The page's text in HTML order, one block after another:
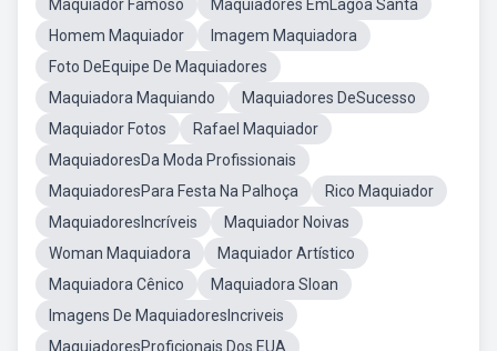
Maquiador Famoso
Maquiadores EmLagoa Santa
Homem Maquiador
Imagem Maquiadora
Foto DeEquipe De Maquiadores
Maquiadora Maquiando
Maquiadores DeSucesso
Maquiador Fotos
Rafael Maquiador
MaquiadoresDa Moda Profissionais
MaquiadoresPara Festa Na Palhoça
Rico Maquiador
MaquiadoresIncríveis
Maquiador Noivas
Woman Maquiadora
Maquiador Artístico
Maquiadora Cênico
Maquiadora Sloan
Imagens De MaquiadoresIncriveis
MaquiadoresProficionais Dos EUA